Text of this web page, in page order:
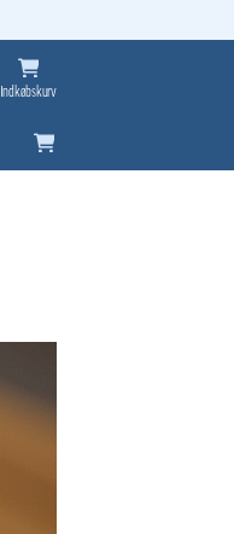
Indkøbskurv